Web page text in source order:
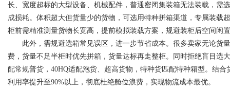
长、宽度超标的大型设备、机械配件，普通密闭集装箱无法装载，需
成损耗。体积超大但货量少的货物，可选用特种拼箱渠道，专属装载
柜前需精准测量货物长宽高，提前模拟装载方案，规避装柜后空间闲
此外，需规避选箱常见误区，进一步节省成本。很多卖家无论货
费，货量不足半柜时优先拼箱，货量达标再走整柜。同时拒绝盲目选
配常规普货，40HQ适配泡货、超高货物，特种货匹配特种箱型。结
利用率提升至90%以上，彻底杜绝舱位浪费，实现物流成本最优。